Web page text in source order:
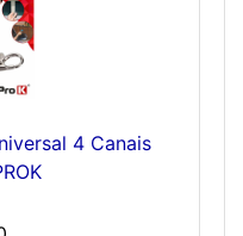
4 Canais